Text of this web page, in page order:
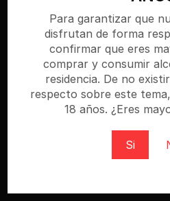
Para garantizar que
disfrutan de forma
confirmar que eres
comprar y consumir
residencia. De no
respecto sobre este
18 años. ¿Eres
Si
especializada donde
vino, sidra, bebidas
to drink». Regístrate y